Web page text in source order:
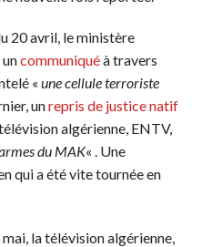
20 avril, le ministère
uncommuniquéà travers
«une cellule terroriste
unrepris de justice natif
algérienne, ENTV,
du MAK« . Une
qui a été vite tournée en
la télévision algérienne,